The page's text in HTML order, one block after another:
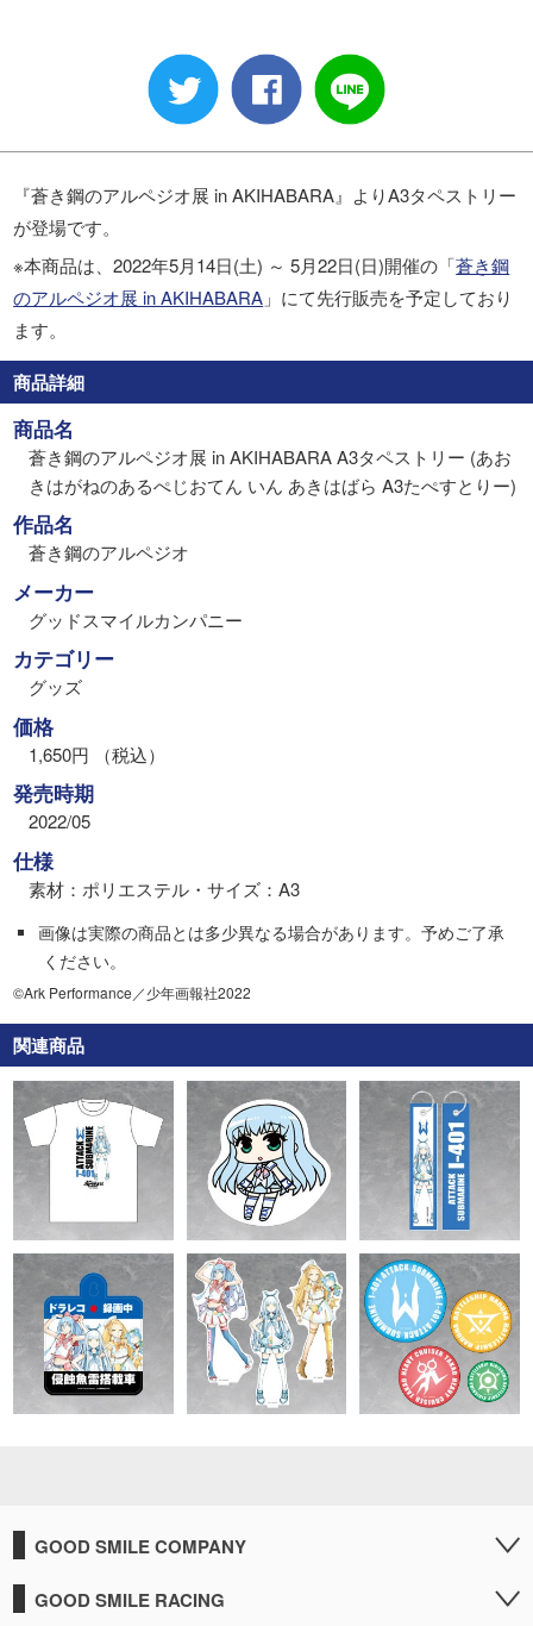
『蒼き鋼のアルペジオ展 in AKIHABARA』よりA3タペストリー
が登場です。
※本商品は、2022年5月14日(土) ～ 5月22日(日)開催の「蒼き鋼
のアルペジオ展 in AKIHABARA 」にて先行販売を予定しており
ます。
商品詳細
商品名
蒼き鋼のアルペジオ展 in AKIHABARA A3タペストリー (あお
きはがねのあるぺじおてん いん あきはばら A3たぺすとりー)
作品名
蒼き鋼のアルペジオ
メーカー
グッドスマイルカンパニー
カテゴリー
グッズ
価格
1,650円 （税込）
発売時期
2022/05
仕様
素材：ポリエステル・サイズ：A3
画像は実際の商品とは多少異なる場合があります。予めご了承
ください。
©Ark Performance／少年画報社2022
関連商品
GOOD SMILE COMPANY
GOOD SMILE RACING